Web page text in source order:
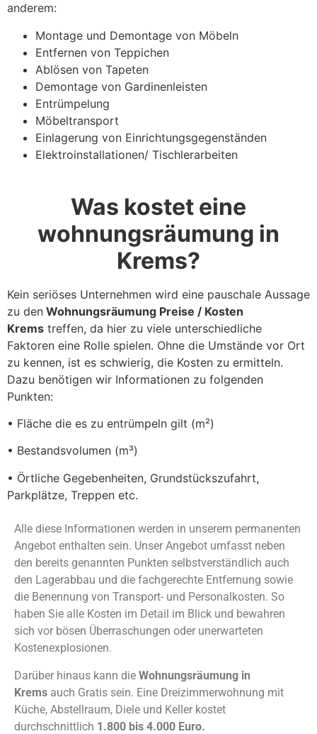
anderem:
Montage und Demontage von Möbeln
Entfernen von Teppichen
Ablösen von Tapeten
Demontage von Gardinenleisten
Entrümpelung
Möbeltransport
Einlagerung von Einrichtungsgegenständen
Elektroinstallationen/ Tischlerarbeiten
Was kostet eine
wohnungsräumung in
Krems?
Kein seriöses Unternehmen wird eine pauschale Aussage
zu den Wohnungsräumung Preise / Kosten
Krems treffen, da hier zu viele unterschiedliche
Faktoren eine Rolle spielen. Ohne die Umstände vor Ort
zu kennen, ist es schwierig, die Kosten zu ermitteln.
Dazu benötigen wir Informationen zu folgenden
Punkten:
• Fläche die es zu entrümpeln gilt (m²)
• Bestandsvolumen (m³)
• Örtliche Gegebenheiten, Grundstückszufahrt,
Parkplätze, Treppen etc.
Alle diese Informationen werden in unserem permanenten
Angebot enthalten sein. Unser Angebot umfasst neben
den bereits genannten Punkten selbstverständlich auch
den Lagerabbau und die fachgerechte Entfernung sowie
die Benennung von Transport- und Personalkosten. So
haben Sie alle Kosten im Detail im Blick und bewahren
sich vor bösen Überraschungen oder unerwarteten
Kostenexplosionen.
Darüber hinaus kann die Wohnungsräumung in
Krems auch Gratis sein. Eine Dreizimmerwohnung mit
Küche, Abstellraum, Diele und Keller kostet
durchschnittlich 1.800 bis 4.000 Euro.